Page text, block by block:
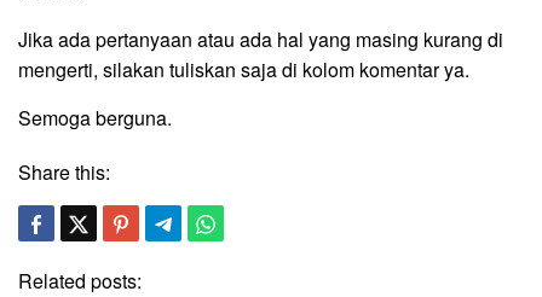
Jika ada pertanyaan atau ada hal yang masing kurang di
mengerti, silakan tuliskan saja di kolom komentar ya.
Semoga berguna.
Share this:
Related posts: